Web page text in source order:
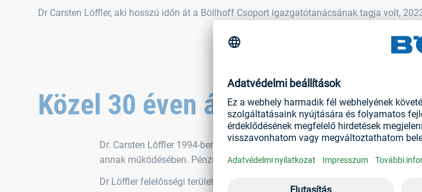
Dr Carsten Löffler, aki hosszú időn át a Böllhoff Csoport igazgatótanácsának tagja volt,
Közel 30 éven át formálta
Dr. Carsten Löffler 1994-ben csatlakozott a vállalathoz, és egészen
annak működésében. Pénzügyi igazgatóként haláláig a pénzügyekért, a
Dr Löffler felelősségi területeit ideiglenesen a vállalat vezetésének négy